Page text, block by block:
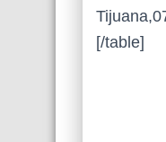
[/table]